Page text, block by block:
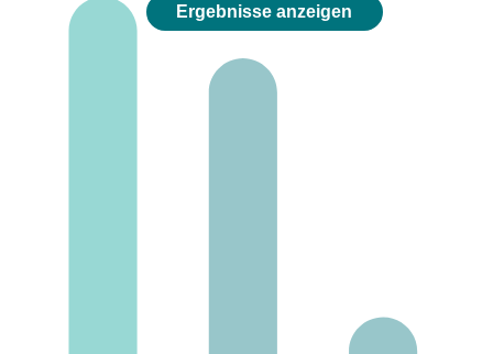
Ergebnisse anzeigen